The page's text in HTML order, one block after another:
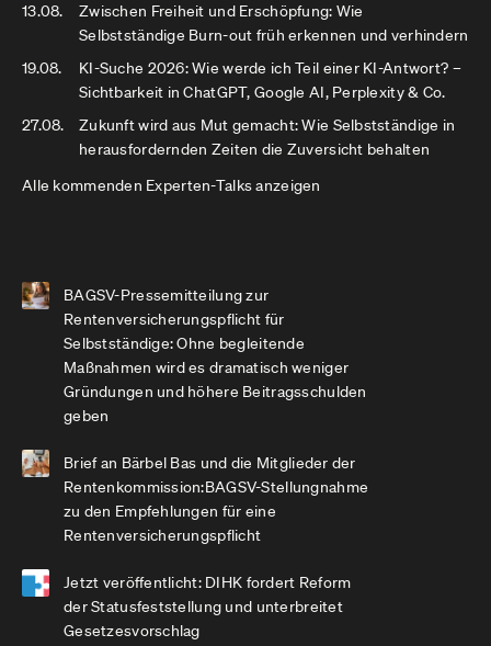
13.08.
Zwischen Freiheit und Erschöpfung: Wie
Selbstständige Burn-out früh erkennen und verhindern
19.08.
KI-Suche 2026: Wie werde ich Teil einer KI-Antwort? –
Sichtbarkeit in ChatGPT, Google AI, Perplexity & Co.
27.08.
Zukunft wird aus Mut gemacht: Wie Selbstständige in
herausfordernden Zeiten die Zuversicht behalten
Alle kommenden Experten-Talks anzeigen
BAGSV-Pressemitteilung zur
Rentenversicherungspflicht für
Selbstständige: Ohne begleitende
Maßnahmen wird es dramatisch weniger
Gründungen und höhere Beitragsschulden
geben
Brief an Bärbel Bas und die Mitglieder der
Rentenkommission:BAGSV-Stellungnahme
zu den Empfehlungen für eine
Rentenversicherungspflicht
Jetzt veröffentlicht: DIHK fordert Reform
der Statusfeststellung und unterbreitet
Gesetzesvorschlag